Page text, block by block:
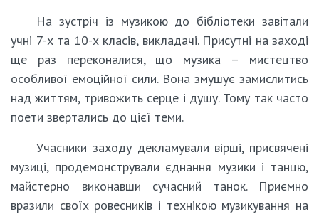
На зустріч із музикою до бібліотеки завітали
учні 7-х та 10-х класів, викладачі. Присутні на заході
ще раз переконалися, що музика – мистецтво
особливої емоційної сили. Вона змушує замислитись
над життям, тривожить серце і душу. Тому так часто
поети звертались до цієї теми.
Учасники заходу декламували вірші, присвячені
музиці, продемонстрували єднання музики і танцю,
майстерно виконавши сучасний танок. Приємно
вразили своїх ровесників і технікою музикування на